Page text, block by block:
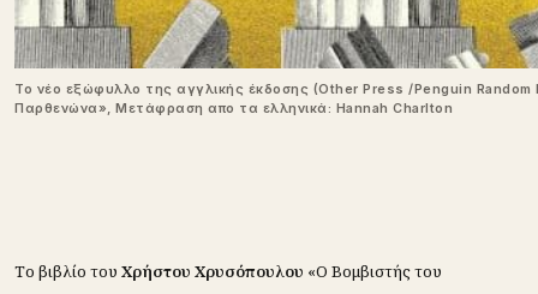
Το νέο εξώφυλλο της αγγλικής έκδοσης (Other Press /Penguin
Παρθενώνα», Μετάφραση απο τα ελληνικά: Hannah Charlton
Το βιβλίο του Χρήστου Χρυσόπουλου «Ο Βομβιστής του